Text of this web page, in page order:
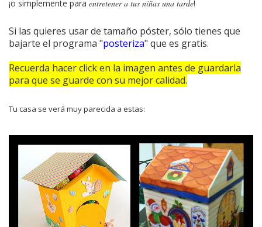
¡o simplemente para entretener a tus niñas una tarde!
Si las quieres usar de tamaño póster, sólo tienes que
bajarte el programa "posteriza" que es gratis.
Recuerda hacer click en la imagen antes de guardarla
para que se guarde con su mejor calidad.
Tu casa se verá muy parecida a estas: